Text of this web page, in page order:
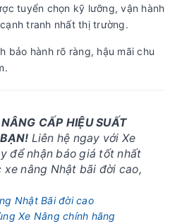
tuyển chọn kỹ lưỡng, vận hành
tranh nhất thị trường.
bảo hành rõ ràng, hậu mãi chu
CẤP HIỆU SUẤT
Liên hệ ngay với Xe
để nhận báo giá tốt nhất
nâng Nhật bãi đời cao,
Nhật Bãi đời cao
Xe Nâng chính hãng